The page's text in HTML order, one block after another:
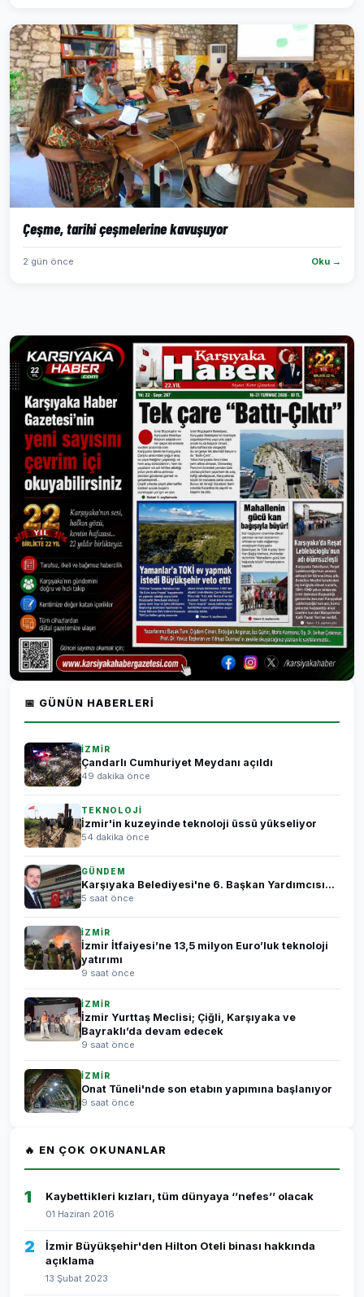
Çeşme, tarihi çeşmelerine kavuşuyor
2 gün önce Oku →
📅 GÜNÜN HABERLERI
İZMİR
Çandarlı Cumhuriyet Meydanı açıldı
49 dakika önce
TEKNOLOJİ
İzmir'in kuzeyinde teknoloji üssü yükseliyor
54 dakika önce
GÜNDEM
Karşıyaka Belediyesi'ne 6. Başkan Yardımcısı...
5 saat önce
İZMİR
İzmir İtfaiyesi’ne 13,5 milyon Euro’luk teknoloji
yatırımı
9 saat önce
İZMİR
İzmir Yurttaş Meclisi; Çiğli, Karşıyaka ve
Bayraklı’da devam edecek
9 saat önce
İZMİR
Onat Tüneli'nde son etabın yapımına başlanıyor
9 saat önce
🔥 EN ÇOK OKUNANLAR
1 Kaybettikleri kızları, tüm dünyaya ‘’nefes’’ olacak
01 Haziran 2016
2
İzmir Büyükşehir'den Hilton Oteli binası hakkında
açıklama
13 Şubat 2023